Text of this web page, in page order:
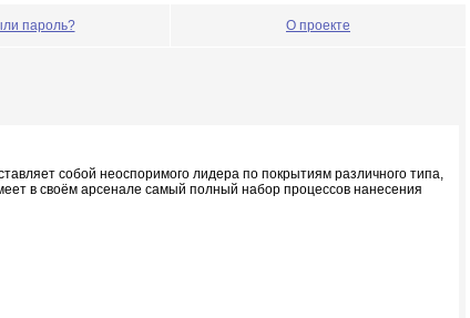
пароль? О проекте
собой неоспоримого лидера по покрытиям различного типа,
в своём арсенале самый полный набор процессов нанесения